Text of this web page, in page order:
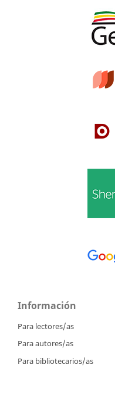
Información
Para lectores/as
Para autores/as
Para bibliotecarios/as